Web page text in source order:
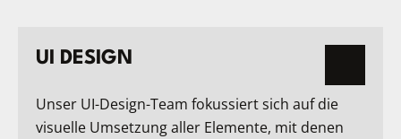
UI DESIGN
Unser UI-Design-Team fokussiert sich auf die
visuelle Umsetzung aller Elemente, mit denen